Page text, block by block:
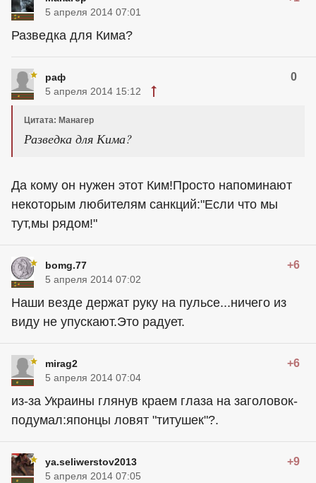
5 апреля 2014 07:01
Разведка для Кима?
раф 0
5 апреля 2014 15:12
Цитата: Манагер
Разведка для Кима?
Да кому он нужен этот Ким!Просто напоминают
некоторым любителям санкций:"Если что мы
тут,мы рядом!"
bomg.77 +6
5 апреля 2014 07:02
Наши везде держат руку на пульсе...ничего из
виду не упускают.Это радует.
mirag2 +6
5 апреля 2014 07:04
из-за Украины глянув краем глаза на заголовок-
подумал:японцы ловят "титушек"?.
ya.seliwerstov2013 +9
5 апреля 2014 07:05